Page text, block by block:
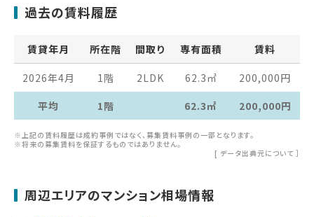
過去の賃料履歴
賃貸年月 所在階 間取り 専有面積 賃料
2026年4月 1階 2LDK 62.3 ㎡ 200,000円
平均
1階 62.3㎡ 200,000円
※上記の賃料履歴は成約事例ではなく、募集賃料事例の一部となります。
※将来の募集賃料を保証するものではありません。
[ データ出典元について ］
周辺エリアのマンション相場情報